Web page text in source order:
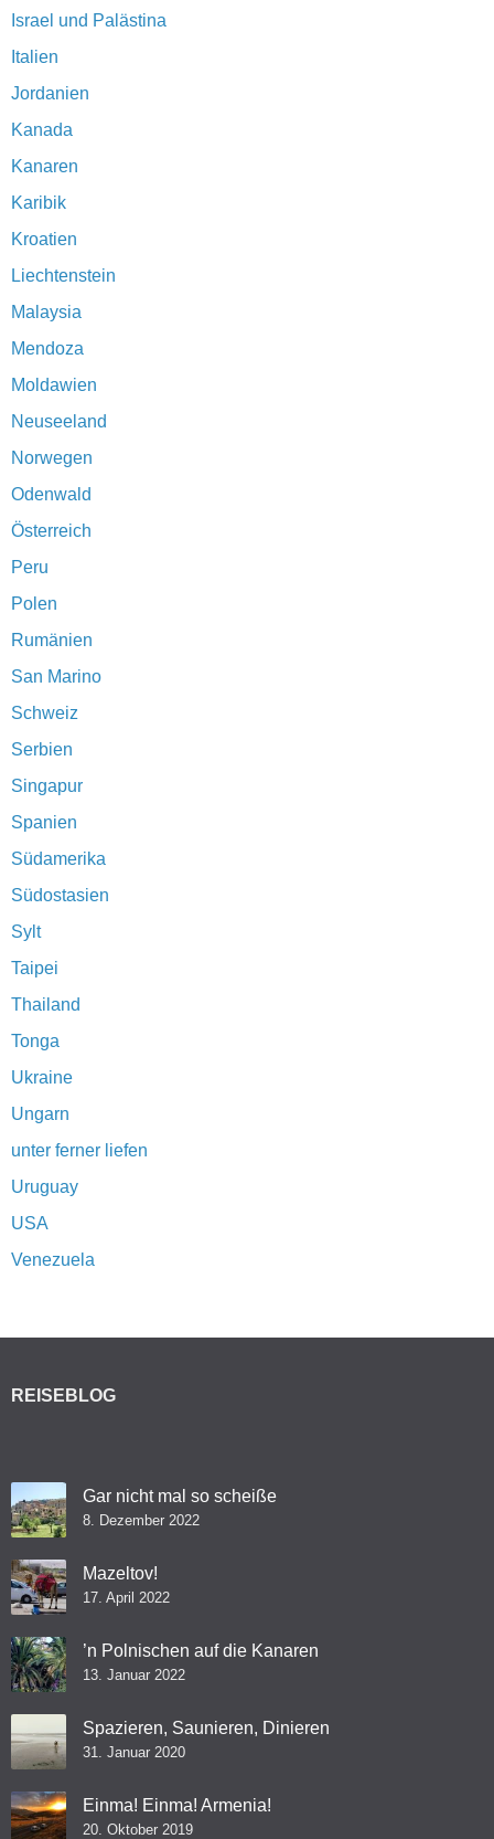
Israel und Palästina
Italien
Jordanien
Kanada
Kanaren
Karibik
Kroatien
Liechtenstein
Malaysia
Mendoza
Moldawien
Neuseeland
Norwegen
Odenwald
Österreich
Peru
Polen
Rumänien
San Marino
Schweiz
Serbien
Singapur
Spanien
Südamerika
Südostasien
Sylt
Taipei
Thailand
Tonga
Ukraine
Ungarn
unter ferner liefen
Uruguay
USA
Venezuela
REISEBLOG
Gar nicht mal so scheiße
8. Dezember 2022
Mazeltov!
17. April 2022
’n Polnischen auf die Kanaren
13. Januar 2022
Spazieren, Saunieren, Dinieren
31. Januar 2020
Einma! Einma! Armenia!
20. Oktober 2019